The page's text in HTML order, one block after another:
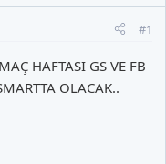
#1
HAFTASI GS VE FB
OLACAK..